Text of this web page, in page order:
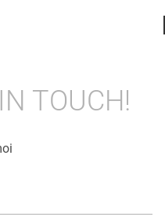
TOUCH!